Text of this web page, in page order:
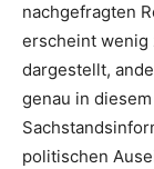
nachgefragten
erscheint wenig
dargestellt,
genau in
politischen